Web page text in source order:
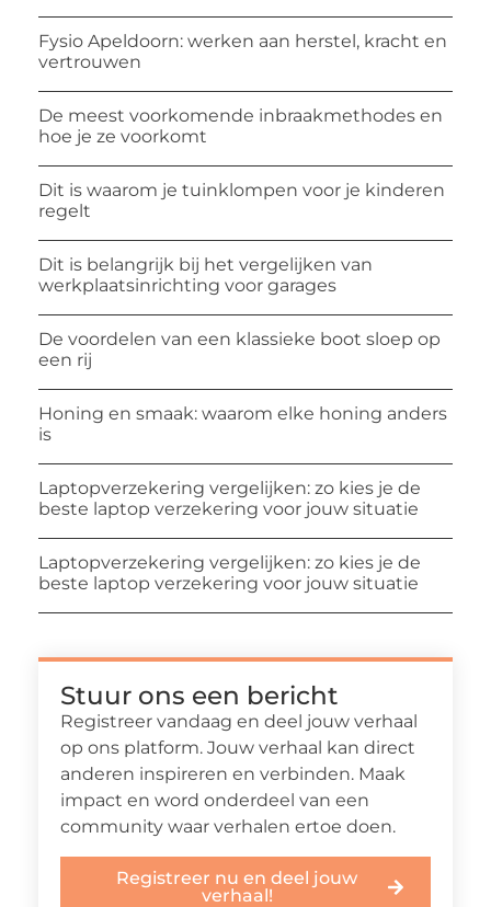
Fysio Apeldoorn: werken aan herstel, kracht en
vertrouwen
De meest voorkomende inbraakmethodes en
hoe je ze voorkomt
Dit is waarom je tuinklompen voor je kinderen
regelt
Dit is belangrijk bij het vergelijken van
werkplaatsinrichting voor garages
De voordelen van een klassieke boot sloep op
een rij
Honing en smaak: waarom elke honing anders
is
Laptopverzekering vergelijken: zo kies je de
beste laptop verzekering voor jouw situatie
Laptopverzekering vergelijken: zo kies je de
beste laptop verzekering voor jouw situatie
Stuur ons een bericht
Registreer vandaag en deel jouw verhaal
op ons platform. Jouw verhaal kan direct
anderen inspireren en verbinden. Maak
impact en word onderdeel van een
community waar verhalen ertoe doen.
Registreer nu en deel jouw
verhaal!